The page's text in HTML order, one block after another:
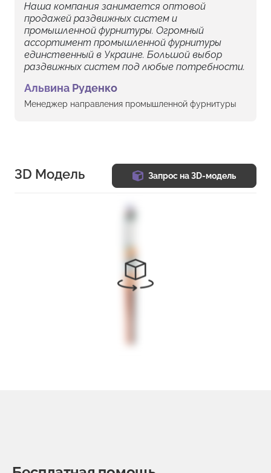
Наша компания занимается оптовой
продажей раздвижных систем и
промышленной фурнитуры. Огромный
ассортимент промышленной фурнитуры
единственный в Украине. Большой выбор
раздвижных систем под любые потребности.
Альвина Руденко
Менеджер направления промышленной фурнитуры
3D Модель Запрос на 3D-модель